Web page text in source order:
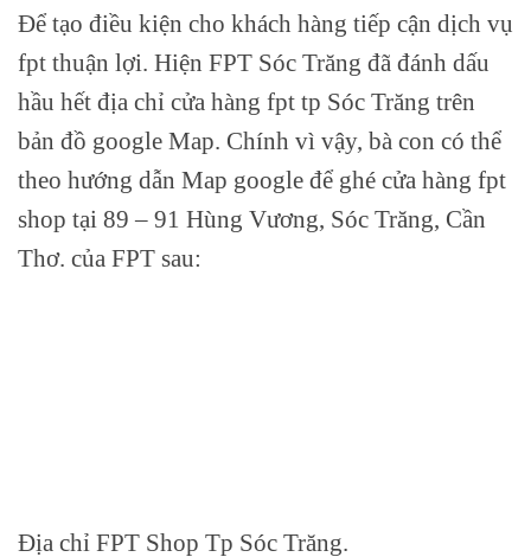
Để tạo điều kiện cho khách hàng tiếp cận dịch vụ
fpt thuận lợi. Hiện FPT Sóc Trăng đã đánh dấu
hầu hết địa chỉ cửa hàng fpt tp Sóc Trăng trên
bản đồ google Map. Chính vì vậy, bà con có thể
theo hướng dẫn Map google để ghé cửa hàng fpt
shop tại 89 – 91 Hùng Vương, Sóc Trăng, Cần
Thơ. của FPT sau:
Địa chỉ FPT Shop Tp Sóc Trăng.